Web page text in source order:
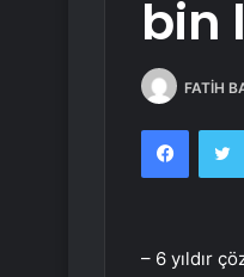
bin
FATİH
– 6 yıldır